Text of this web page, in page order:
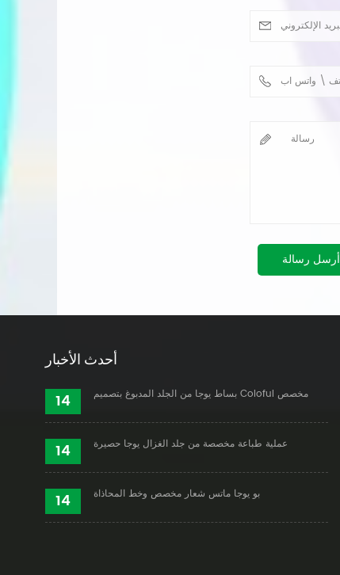
أرسل رسالة
أحدث الأخبار
14 بساط يوجا من الجلد المدبوغ بتصميم Coloful مخصص
14 عملية طباعة مخصصة من جلد الغزال يوجا حصيرة
14 بو يوجا ماتس شعار مخصص وخط المحاذاة